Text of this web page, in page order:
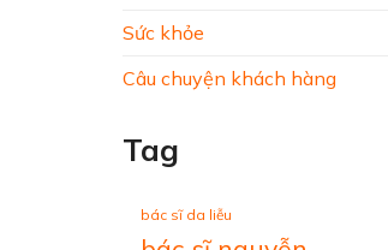
Sức khỏe
Câu chuyện khách hàng
Tag
bác sĩ da liễu